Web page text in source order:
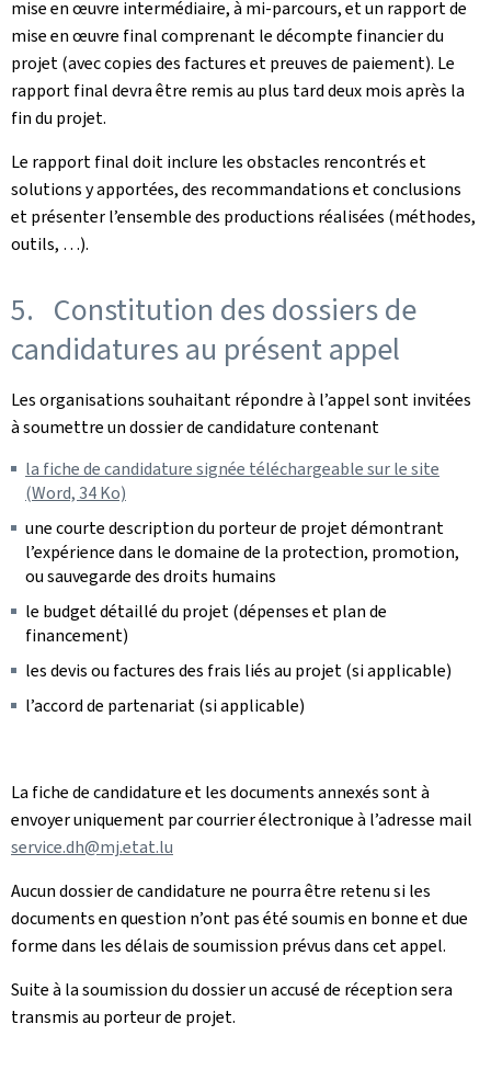
mise en œuvre intermédiaire, à mi-parcours, et un rapport de
mise en œuvre final comprenant le décompte financier du
projet (avec copies des factures et preuves de paiement). Le
rapport final devra être remis au plus tard deux mois après la
fin du projet.
Le rapport final doit inclure les obstacles rencontrés et
solutions y apportées, des recommandations et conclusions
et présenter l’ensemble des productions réalisées (méthodes,
outils, …).
5. Constitution des dossiers de
candidatures au présent appel
Les organisations souhaitant répondre à l’appel sont invitées
à soumettre un dossier de candidature contenant
la fiche de candidature signée téléchargeable sur le site
(Word, 34 Ko)
une courte description du porteur de projet démontrant
l’expérience dans le domaine de la protection, promotion,
ou sauvegarde des droits humains
le budget détaillé du projet (dépenses et plan de
financement)
les devis ou factures des frais liés au projet (si applicable)
l’accord de partenariat (si applicable)
La fiche de candidature et les documents annexés sont à
envoyer uniquement par courrier électronique à l’adresse mail
service.dh@mj.etat.lu
Aucun dossier de candidature ne pourra être retenu si les
documents en question n’ont pas été soumis en bonne et due
forme dans les délais de soumission prévus dans cet appel.
Suite à la soumission du dossier un accusé de réception sera
transmis au porteur de projet.